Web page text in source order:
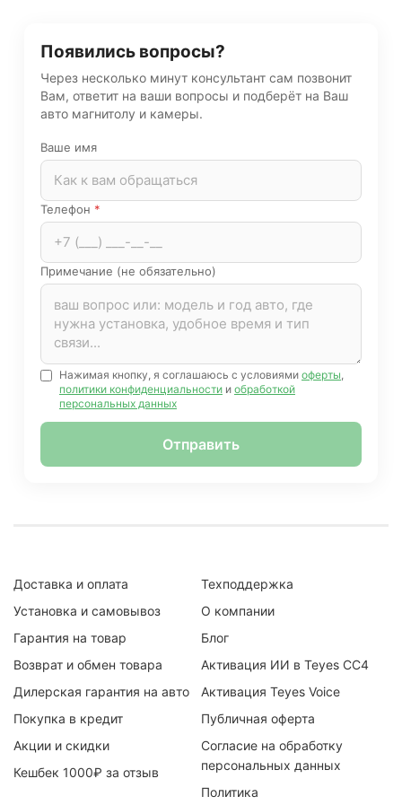
Появились вопросы?
Через несколько минут консультант сам позвонит
Вам, ответит на ваши вопросы и подберёт на Ваш
авто магнитолу и камеры.
Ваше имя
Телефон *
Примечание (не обязательно)
Нажимая кнопку, я соглашаюсь с условиями оферты
политики конфиденциальности и обработкой
персональных данных
Отправить
Доставка и оплата
Установка и самовывоз
Гарантия на товар
Возврат и обмен товара
Дилерская гарантия на авто
Покупка в кредит
Акции и скидки
Кешбек 1000₽ за отзыв
Техподдержка
О компании
Блог
Активация ИИ в Teyes CC4
Активация Teyes Voice
Публичная оферта
Согласие на обработку
персональных данных
Политика